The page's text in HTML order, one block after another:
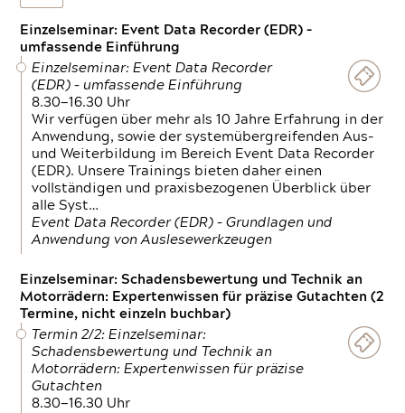
Einzelseminar: Event Data Recorder (EDR) –
umfassende Einführung
Einzelseminar: Event Data Recorder
(EDR) – umfassende Einführung
8.30—16.30 Uhr
Wir verfügen über mehr als 10 Jahre Erfahrung in der
Anwendung, sowie der systemübergreifenden Aus-
und Weiterbildung im Bereich Event Data Recorder
(EDR). Unsere Trainings bieten daher einen
vollständigen und praxisbezogenen Überblick über
alle Syst…
Event Data Recorder (EDR) – Grundlagen und
Anwendung von Auslesewerkzeugen
Einzelseminar: Schadensbewertung und Technik an
Motorrädern: Expertenwissen für präzise Gutachten (2
Termine, nicht einzeln buchbar)
Termin 2/2: Einzelseminar:
Schadensbewertung und Technik an
Motorrädern: Expertenwissen für präzise
Gutachten
8.30—16.30 Uhr